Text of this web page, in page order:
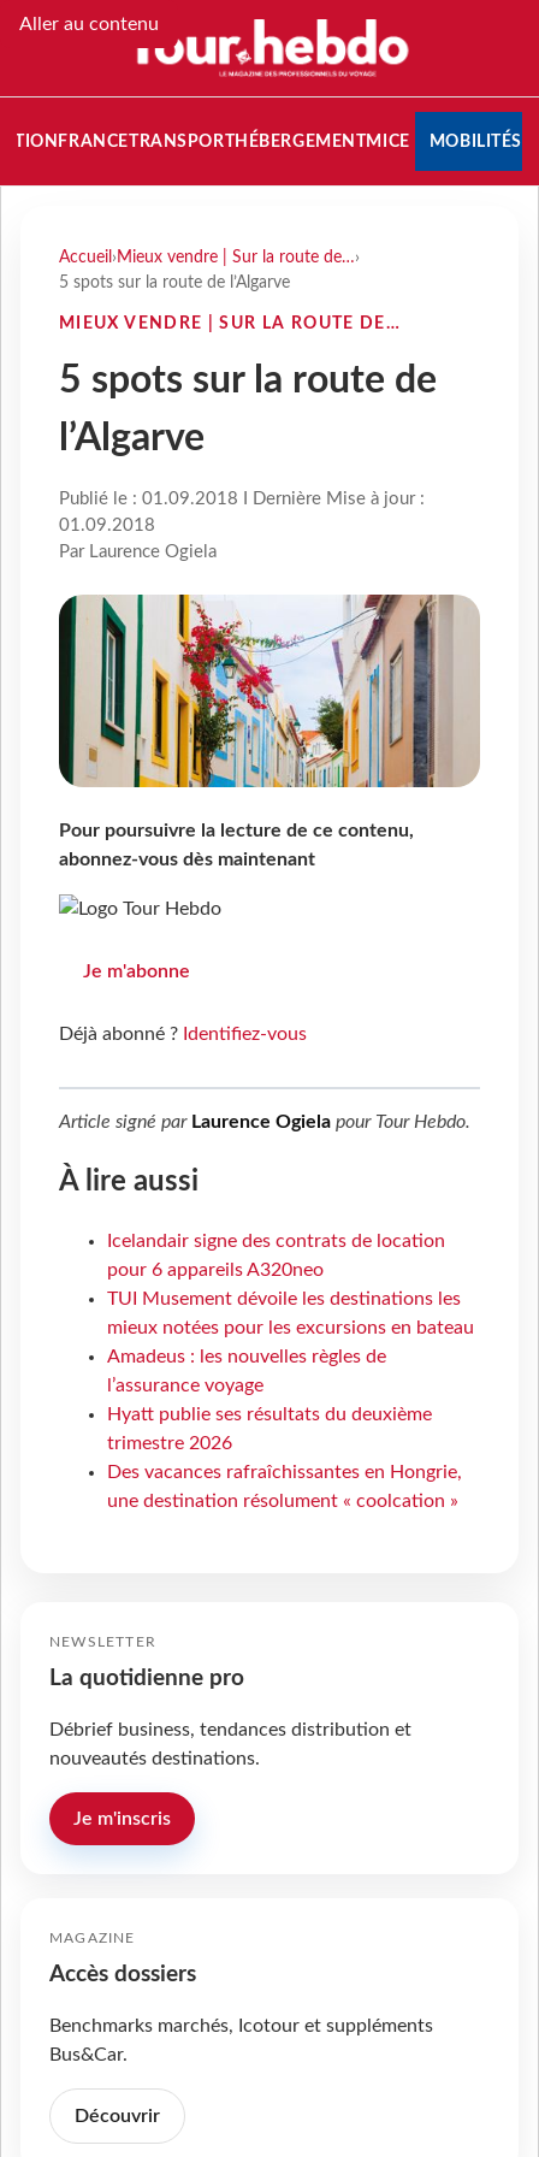
Aller au contenu
FRANCETRANSPORT HÉBERGEMENTMICE MOBILITÉS
Accueil › Mieux vendre | Sur la route de…›
5 spots sur la route de l’Algarve
MIEUX VENDRE | SUR LA ROUTE DE…
5 spots sur la route de
l’Algarve
Publié le : 01.09.2018 I Dernière Mise à jour :
01.09.2018
Par Laurence Ogiela
Pour poursuivre la lecture de ce contenu,
abonnez-vous dès maintenant
Je m'abonne
Déjà abonné ? Identifiez-vous
Article signé par Laurence Ogiela pour Tour Hebdo.
À lire aussi
Icelandair signe des contrats de location
pour 6 appareils A320neo
TUI Musement dévoile les destinations les
mieux notées pour les excursions en bateau
Amadeus : les nouvelles règles de
l’assurance voyage
Hyatt publie ses résultats du deuxième
trimestre 2026
Des vacances rafraîchissantes en Hongrie,
une destination résolument « coolcation »
NEWSLETTER
La quotidienne pro
Débrief business, tendances distribution et
nouveautés destinations.
Je m'inscris
MAGAZINE
Accès dossiers
Benchmarks marchés, Icotour et suppléments
Bus&Car.
Découvrir